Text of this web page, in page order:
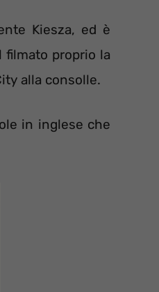
Kiesza, ed è
filmato proprio la
alla consolle.
in inglese che